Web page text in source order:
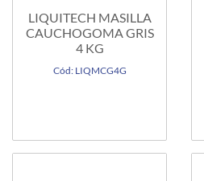
LIQUITECH MASILLA
CAUCHOGOMA GRIS
4 KG
Cód: LIQMCG4G